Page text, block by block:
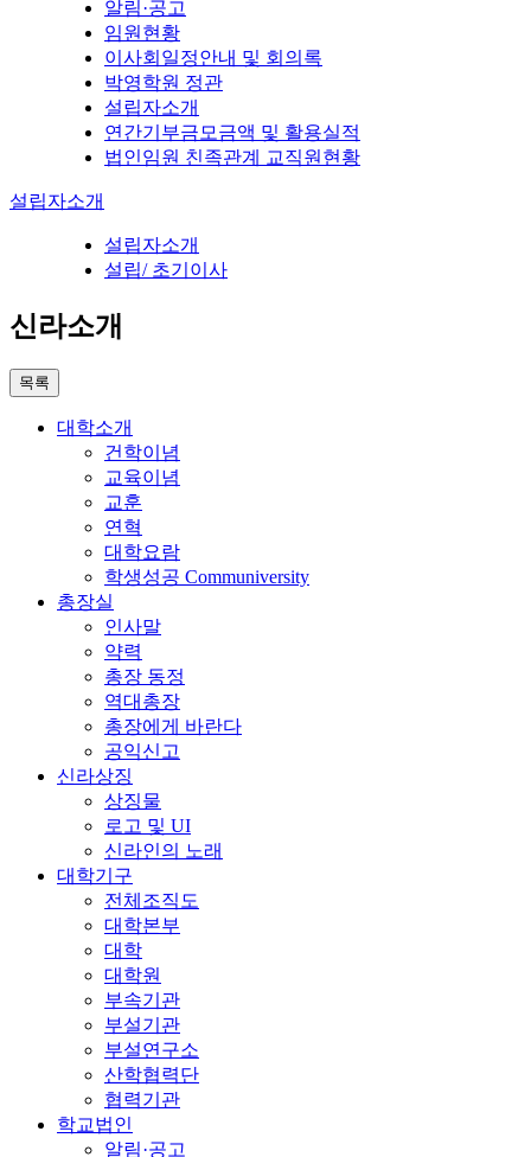
알림·공고
임원현황
이사회일정안내 및 회의록
박영학원 정관
설립자소개
연간기부금모금액 및 활용실적
법인임원 친족관계 교직원현황
설립자소개
설립자소개
설립/ 초기이사
신라소개
목록
대학소개
건학이념
교육이념
교훈
연혁
대학요람
학생성공 Communiversity
총장실
인사말
약력
총장 동정
역대총장
총장에게 바란다
공익신고
신라상징
상징물
로고 및 UI
신라인의 노래
대학기구
전체조직도
대학본부
대학
대학원
부속기관
부설기관
부설연구소
산학협력단
협력기관
학교법인
알림·공고